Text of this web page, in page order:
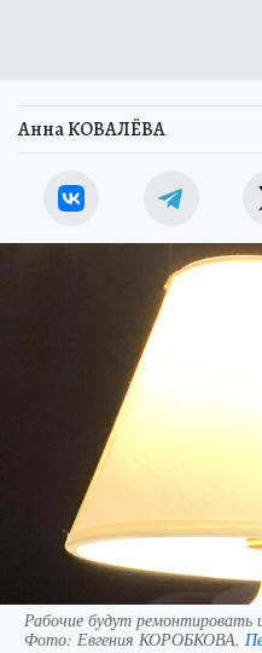
Анна КОВАЛЁВА
Рабочие будут ремонтировать
Фото: Евгения КОРОБКОВА.